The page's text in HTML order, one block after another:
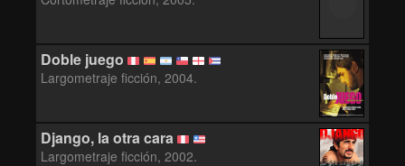
Doble juego
Largometraje ficción, 2004.
Django, la otra cara
Largometraje ficción, 2002.